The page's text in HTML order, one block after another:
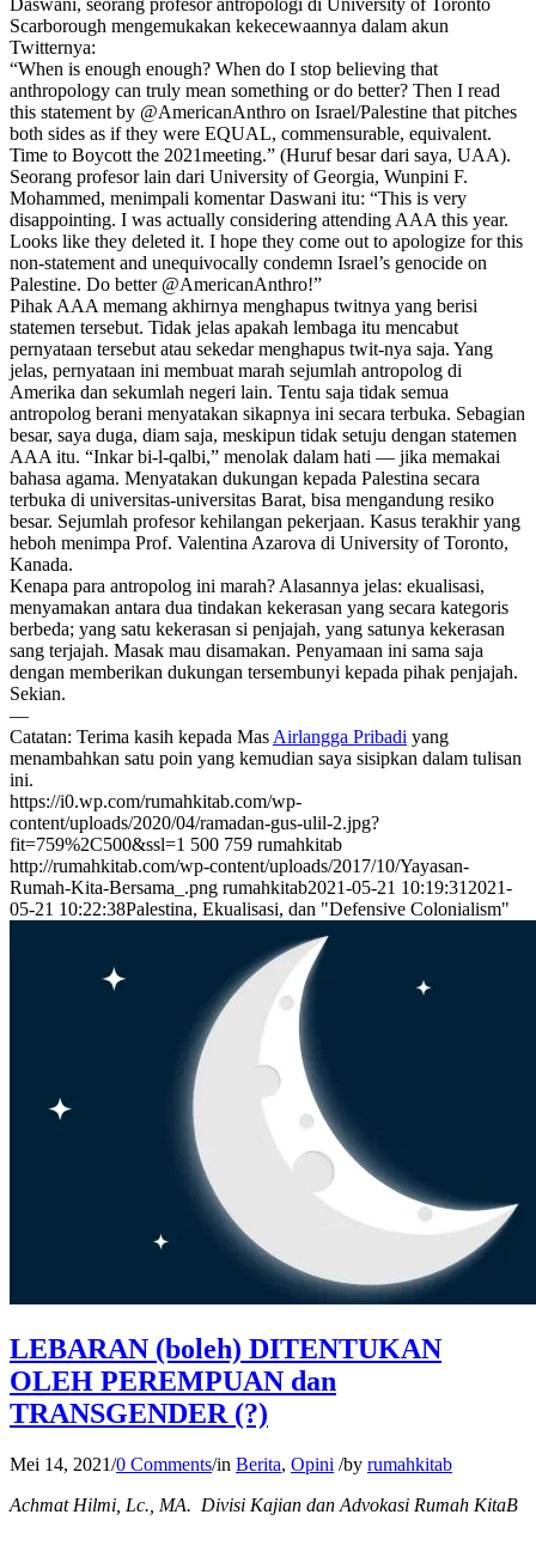
Daswani, seorang profesor antropologi di University of Toronto
Scarborough mengemukakan kekecewaannya dalam akun
Twitternya:
“When is enough enough? When do I stop believing that
anthropology can truly mean something or do better? Then I read
this statement by @AmericanAnthro on Israel/Palestine that pitches
both sides as if they were EQUAL, commensurable, equivalent.
Time to Boycott the 2021meeting.” (Huruf besar dari saya, UAA).
Seorang profesor lain dari University of Georgia, Wunpini F.
Mohammed, menimpali komentar Daswani itu: “This is very
disappointing. I was actually considering attending AAA this year.
Looks like they deleted it. I hope they come out to apologize for this
non-statement and unequivocally condemn Israel’s genocide on
Palestine. Do better @AmericanAnthro!”
Pihak AAA memang akhirnya menghapus twitnya yang berisi
statemen tersebut. Tidak jelas apakah lembaga itu mencabut
pernyataan tersebut atau sekedar menghapus twit-nya saja. Yang
jelas, pernyataan ini membuat marah sejumlah antropolog di
Amerika dan sekumlah negeri lain. Tentu saja tidak semua
antropolog berani menyatakan sikapnya ini secara terbuka. Sebagian
besar, saya duga, diam saja, meskipun tidak setuju dengan statemen
AAA itu. “Inkar bi-l-qalbi,” menolak dalam hati — jika memakai
bahasa agama. Menyatakan dukungan kepada Palestina secara
terbuka di universitas-universitas Barat, bisa mengandung resiko
besar. Sejumlah profesor kehilangan pekerjaan. Kasus terakhir yang
heboh menimpa Prof. Valentina Azarova di University of Toronto,
Kanada.
Kenapa para antropolog ini marah? Alasannya jelas: ekualisasi,
menyamakan antara dua tindakan kekerasan yang secara kategoris
berbeda; yang satu kekerasan si penjajah, yang satunya kekerasan
sang terjajah. Masak mau disamakan. Penyamaan ini sama saja
dengan memberikan dukungan tersembunyi kepada pihak penjajah.
Sekian.
—
Catatan: Terima kasih kepada Mas Airlangga Pribadi yang
menambahkan satu poin yang kemudian saya sisipkan dalam tulisan
ini.
https://i0.wp.com/rumahkitab.com/wp-
content/uploads/2020/04/ramadan-gus-ulil-2.jpg?
fit=759%2C500&ssl=1 500 759 rumahkitab
http://rumahkitab.com/wp-content/uploads/2017/10/Yayasan-
Rumah-Kita-Bersama_.png rumahkitab2021-05-21 10:19:31 2021-
05-21 10:22:38Palestina, Ekualisasi, dan "Defensive Colonialism"
LEBARAN (boleh) DITENTUKAN
OLEH PEREMPUAN dan
TRANSGENDER (?)
Mei 14, 2021/0 Comments/in Berita, Opini /by rumahkitab
Achmat Hilmi, Lc., MA. Divisi Kajian dan Advokasi Rumah KitaB